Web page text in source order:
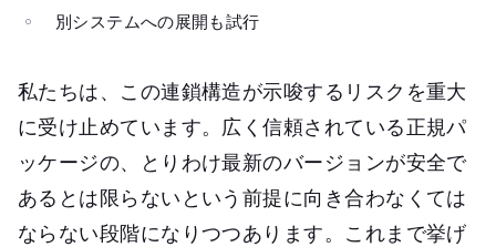
別システムへの展開も試行
私たちは、この連鎖構造が示唆するリスクを重大
に受け止めています。広く信頼されている正規パ
ッケージの、とりわけ最新のバージョンが安全で
あるとは限らないという前提に向き合わなくては
ならない段階になりつつあります。これまで挙げ